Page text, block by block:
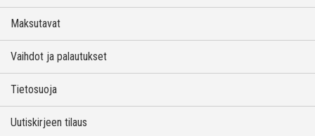
Maksutavat
Vaihdot ja palautukset
Tietosuoja
Uutiskirjeen tilaus